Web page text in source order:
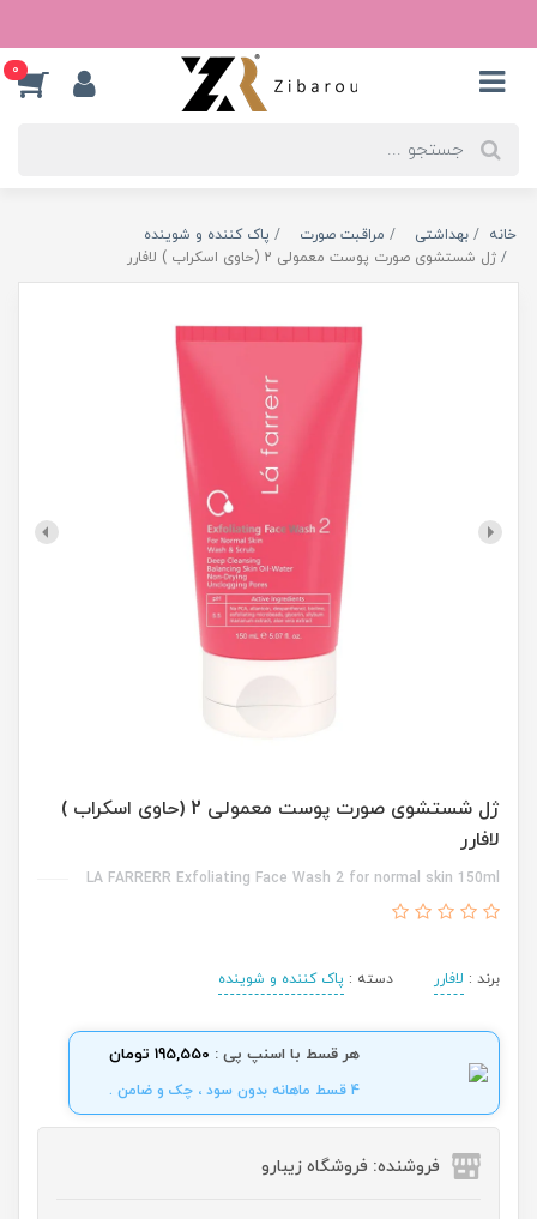
0
خانه بهداشتی مراقبت صورت
پاک کننده و شوینده
ژل شستشوی صورت پوست معمولی 2 (حاوی اسکراب ) لافارر
ژل شستشوی صورت پوست معمولی 2 (حاوی اسکراب )
لافارر
LA FARRERR Exfoliating Face Wash 2 for normal skin 150ml
برند : لافارر دسته : پاک کننده و شوینده
هر قسط با اسنپ پی : 195,550 تومان
4 قسط ماهانه بدون سود ، چک و ضامن .
فروشنده: فروشگاه زیبارو